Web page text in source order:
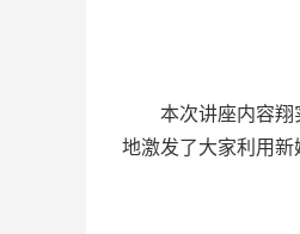
本次讲座内容翔实
地激发了大家利用新